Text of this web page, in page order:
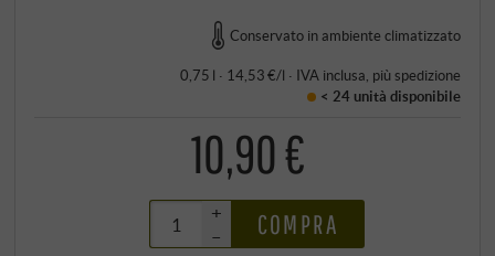
Conservato in ambiente climatizzato
0,75 l · 14,53 €/l · IVA inclusa, più spedizione
< 24 unità disponibile
10,90 €
+
–
COMPRA